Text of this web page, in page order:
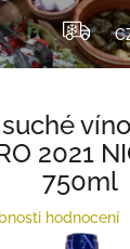
2021
750ml
hodnocení